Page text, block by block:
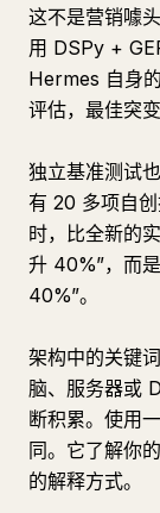
这不是营销噱
用 DSPy +
Hermes 自身
评估，最佳突
独立基准测试
有 20 多项自
时，比全新的
升 40%”，而
40%”。
架构中的关键
脑、服务器或
断积累。使用
同。它了解你
的解释方式。